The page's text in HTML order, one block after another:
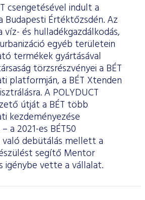
csengetésével indult a
Budapesti Értéktőzsdén. Az
víz- és hulladékgazdálkodás,
egyéb területein
termékek gyártásával
törzsrészvényei a BÉT
platformján, a BÉT Xtenden
A POLYDUCT
útját a BÉT több
kezdeményezése
a 2021-es BÉT50
való debütálás mellett a
segítő Mentor
igénybe vette a vállalat.